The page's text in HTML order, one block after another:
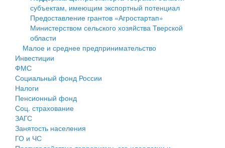
Здравоохранение
Социальная защита
Фотоальбом
Муниципальный контроль
Муниципальные услуги
Проекты административных регламентов
Антимонопольный комплаенс
Противодействие коррупции
среднего предпринимательства
Информационная поддержка субъектов малого и
среднего предпринимательства
Муниципальные программы
Контрольно-счетная палата
Персональные данные
Оценка регулирующего воздействия
субъектам, имеющим экспортный потенциал
Предоставление грантов «Агростартап»
Министерством сельского хозяйства Тверской
области
Малое и среднее предпринимательство
Инвестиции
ФМС
Социальный фонд России
Налоги
Пенсионный фонд
Соц. страхование
ЗАГС
Занятость населения
ГО и ЧС